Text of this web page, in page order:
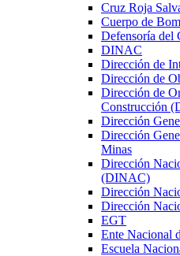
Cruz Roja
Cuerpo de
Defensoría del
DINAC
Dirección de
Dirección de
Dirección de
Construcción
Dirección
Dirección
Minas
Dirección
(DINAC)
Dirección
Dirección
EGT
Ente Nacional
Escuela